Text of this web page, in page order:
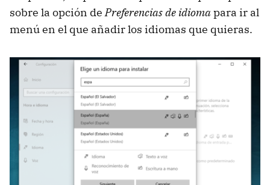
sobre la opción dePreferencias de idiomapara ir al
menú en el que añadir los idiomas que quieras.